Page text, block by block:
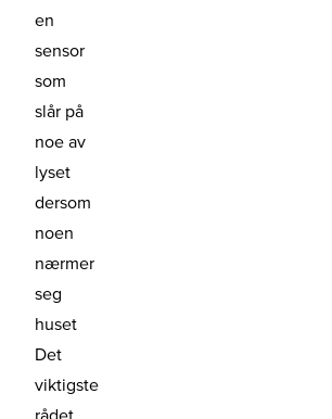
en
sensor
som
slår på
noe av
lyset
dersom
noen
nærmer
seg
huset
Det
viktigste
rådet